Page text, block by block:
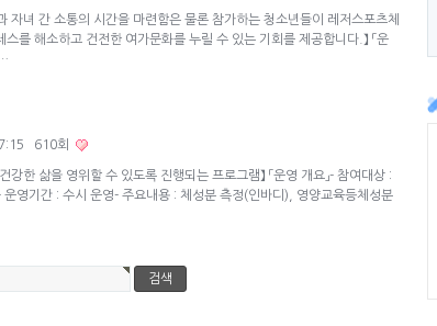
자녀 간 소통의 시간을 마련함은 물론 참가하는 청소년들이 레저스포츠체
를 해소하고 건전한 여가문화를 누릴 수 있는 기회를 제공합니다.】 「운
610회
강한 삶을 영위할 수 있도록 진행되는 프로그램】 「운영 개요」- 참여대상 :
운영기간 : 수시 운영- 주요내용 : 체성분 측정(인바디), 영양교육등체성분